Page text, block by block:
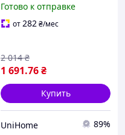
80*32*52 см
черная,полка для обуви
Готово к отправке
от282₴/мес
1 691.76₴
2 014 ₴
Купить
UniHome 89%